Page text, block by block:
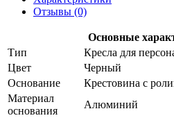
Отзывы (0)
Основные
Тип
Кресла для
Цвет
Черный
Основание
Крестовина с
Материал
основания
Алюминий